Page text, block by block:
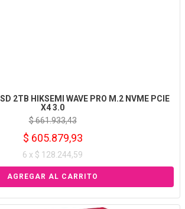
2TB HIKSEMI WAVE PRO M.2 NVME PCIE
X4 3.0
$ 661.933,43
$ 605.879,93
6 x $ 128.244,59